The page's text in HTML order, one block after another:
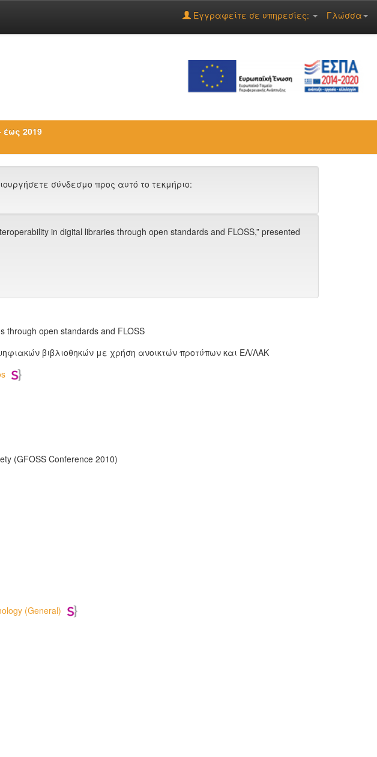
Γλώσσα
Εγγραφείτε σε υπηρεσίες:
έως 2019
σύνδεσμο προς αυτό το τεκμήριο:
in digital libraries through open standards and FLOSS,” presented
through open standards and FLOSS
βιβλιοθηκών με χρήση ανοικτών προτύπων και ΕΛ/ΛΑΚ
(GFOSS Conference 2010)
(General)